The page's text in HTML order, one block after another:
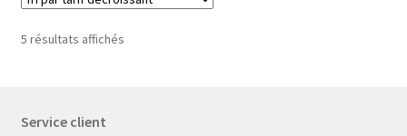
5 résultats affichésTrié
Service client